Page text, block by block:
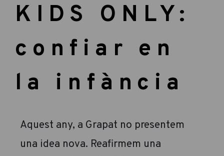
KIDS ONLY:
confiar en
la infància
Aquest any, a Grapat no presentem
una idea nova. Reafirmem una